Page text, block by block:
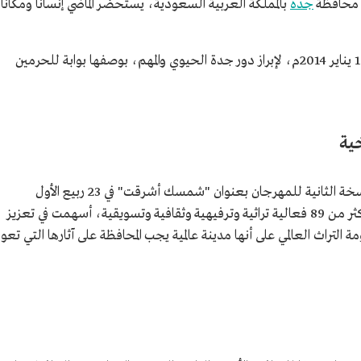
محافظةجدة بالمملكة العربية السعودية، يستحضر الماضي إنسانًا
انطلقت أولى فعالياته في 15 ربيع الأول 1435هـ/16 يناير 2014م، لإبراز دور جدة الحيوي والمهم، بوصفها بوابة للحرمين
نظمت اللجنة العليا لمهرجان جدة التاريخية النسخة الثانية للمهرجان بعنوان "شمسك أشرقت" في 23 ربيع الأول
1436هـ/14 يناير 2015م، وضمت تلك النسخة أكثر من 89 فعالية تراثية وترفيهية وثقافية وتسويقية، أسهمت في تعزيز
العالمي على أنها مدينة عالمية يجب المحافظة على آثارها التي